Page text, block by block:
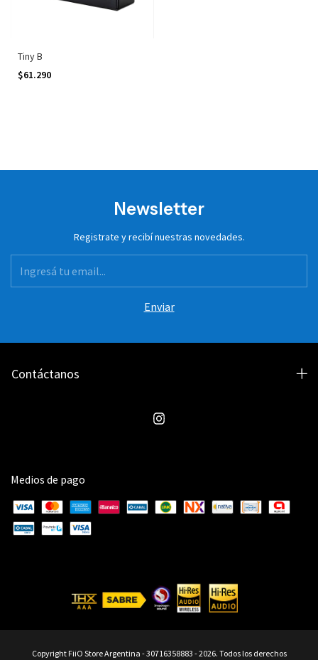
Tiny B
$61.290
Newsletter
Registrate y recibí nuestras novedades.
Contáctanos
Medios de pago
Copyright FiiO Store Argentina - 30716358883 - 2026. Todos los derechos